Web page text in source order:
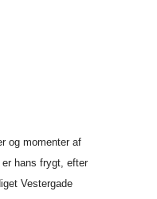
og momenter af
hans frygt, efter
Vestergade